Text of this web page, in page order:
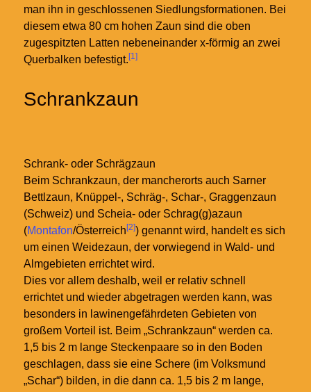
man ihn in geschlossenen Siedlungsformationen. Bei
diesem etwa 80 cm hohen Zaun sind die oben
zugespitzten Latten nebeneinander x-förmig an zwei
Querbalken befestigt.[1]
Schrankzaun
Schrank- oder Schrägzaun
Beim Schrankzaun, der mancherorts auch Sarner
Bettlzaun, Knüppel-, Schräg-, Schar-, Graggenzaun
(Schweiz) und Scheia- oder Schrag(g)azaun
(Montafon/Österreich[2]) genannt wird, handelt es sich
um einen Weidezaun, der vorwiegend in Wald- und
Almgebieten errichtet wird.
Dies vor allem deshalb, weil er relativ schnell
errichtet und wieder abgetragen werden kann, was
besonders in lawinengefährdeten Gebieten von
großem Vorteil ist. Beim „Schrankzaun“ werden ca.
1,5 bis 2 m lange Steckenpaare so in den Boden
geschlagen, dass sie eine Schere (im Volksmund
„Schar“) bilden, in die dann ca. 1,5 bis 2 m lange,